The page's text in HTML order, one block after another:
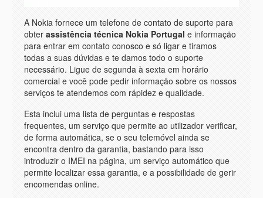
A Nokia fornece um telefone de contato de suporte para
obter assistência técnica Nokia Portugal e informaçäo
para entrar em contato conosco e só ligar e tiramos
todas a suas dúvidas e te damos todo o suporte
necessário. Ligue de segunda à sexta em horário
comercial e você pode pedir informaçäo sobre os nossos
serviços te atendemos com rápidez e qualidade.
Esta inclui uma lista de perguntas e respostas
frequentes, um serviço que permite ao utilizador verificar,
de forma automática, se o seu telemóvel ainda se
encontra dentro da garantia, bastando para isso
introduzir o IMEI na página, um serviço automático que
permite localizar essa garantia, e a possibilidade de gerir
encomendas online.